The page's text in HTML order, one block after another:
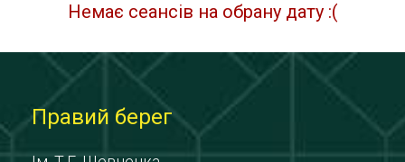
Немає сеансів на обрану дату :(
Правий берег